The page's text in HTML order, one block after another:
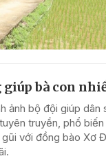
giúp bà con
ảnh bộ đội giúp
truyền, phổ
với đồng bào Xơ